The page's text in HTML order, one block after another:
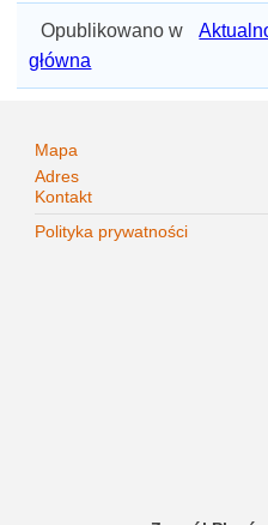
Opublikowano w
główna
Mapa
Adres
Kontakt
Polityka prywatności